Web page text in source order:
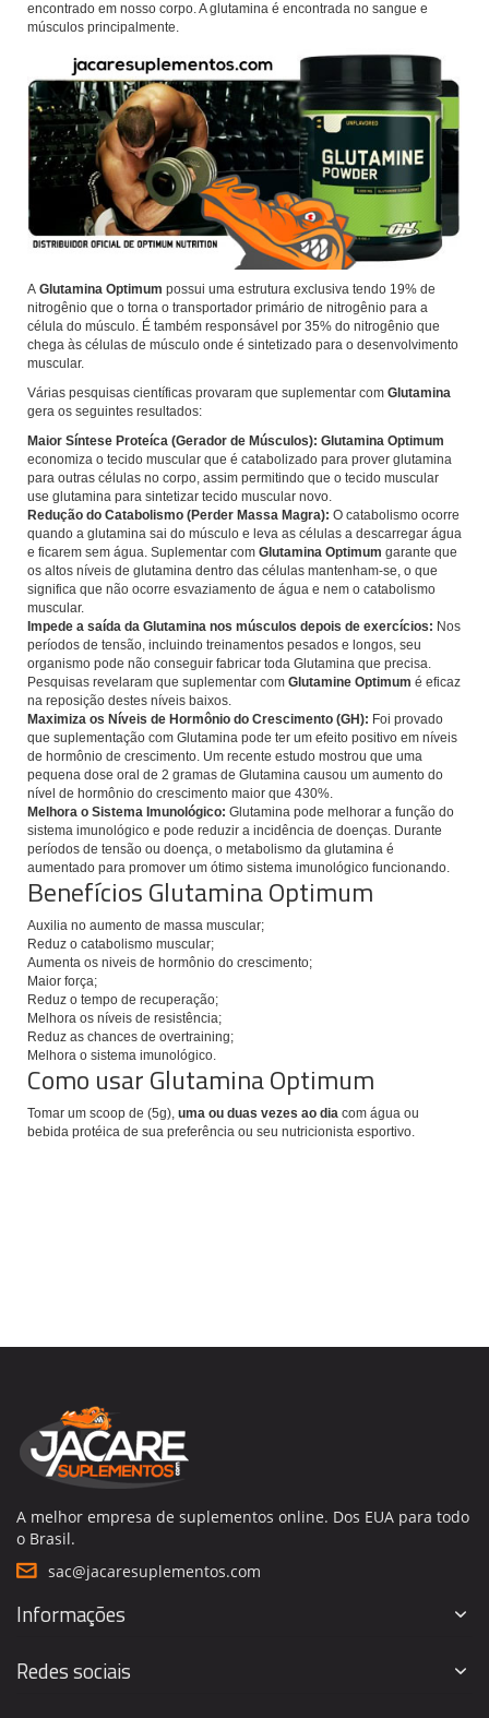
encontrado em nosso corpo. A glutamina é encontrada no sangue e
músculos principalmente.
A Glutamina Optimum possui uma estrutura exclusiva tendo 19% de
nitrogênio que o torna o transportador primário de nitrogênio para a
célula do músculo. É também responsável por 35% do nitrogênio que
chega às células de músculo onde é sintetizado para o desenvolvimento
muscular.
Várias pesquisas científicas provaram que suplementar com Glutamina
gera os seguintes resultados:
Maior Síntese Proteíca (Gerador de Músculos): Glutamina Optimum
economiza o tecido muscular que é catabolizado para prover glutamina
para outras células no corpo, assim permitindo que o tecido muscular
use glutamina para sintetizar tecido muscular novo.
Redução do Catabolismo (Perder Massa Magra): O catabolismo ocorre
quando a glutamina sai do músculo e leva as células a descarregar água
e ficarem sem água. Suplementar com Glutamina Optimum garante que
os altos níveis de glutamina dentro das células mantenham-se, o que
significa que não ocorre esvaziamento de água e nem o catabolismo
muscular.
Impede a saída da Glutamina nos músculos depois de exercícios: Nos
períodos de tensão, incluindo treinamentos pesados e longos, seu
organismo pode não conseguir fabricar toda Glutamina que precisa.
Pesquisas revelaram que suplementar com Glutamine Optimum é eficaz
na reposição destes níveis baixos.
Maximiza os Níveis de Hormônio do Crescimento (GH): Foi provado
que suplementação com Glutamina pode ter um efeito positivo em níveis
de hormônio de crescimento. Um recente estudo mostrou que uma
pequena dose oral de 2 gramas de Glutamina causou um aumento do
nível de hormônio do crescimento maior que 430%.
Melhora o Sistema Imunológico: Glutamina pode melhorar a função do
sistema imunológico e pode reduzir a incidência de doenças. Durante
períodos de tensão ou doença, o metabolismo da glutamina é
aumentado para promover um ótimo sistema imunológico funcionando.
Benefícios Glutamina Optimum
Auxilia no aumento de massa muscular;
Reduz o catabolismo muscular;
Aumenta os niveis de hormônio do crescimento;
Maior força;
Reduz o tempo de recuperação;
Melhora os níveis de resistência;
Reduz as chances de overtraining;
Melhora o sistema imunológico.
Como usar Glutamina Optimum
Tomar um scoop de (5g), uma ou duas vezes ao dia com água ou
bebida protéica de sua preferência ou seu nutricionista esportivo.
A melhor empresa de suplementos online. Dos EUA para todo
o Brasil.
sac@jacaresuplementos.com
Informações
Redes sociais